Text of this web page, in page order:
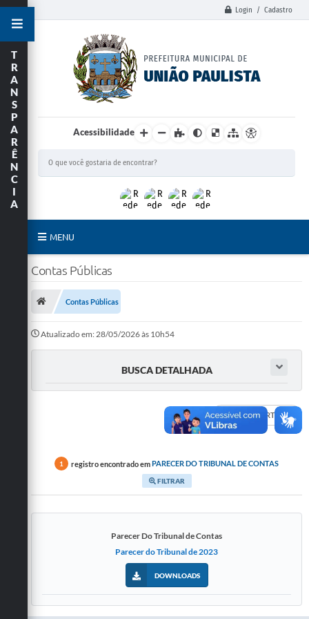
Login / Cadastro
Acessibilidade
MENU
Principal
União Paulista
A Nossa Cidade
Notícias
Arquivos para Download
Audiências Públicas
Contratos
T
R
A
N
S
P
A
R
Ê
N
C
I
A
Contas Públicas
Contas Públicas
Atualizado em: 28/05/2026 às 10h54
BUSCA DETALHADA
DADOS ABERTOS
1 registro encontrado emPARECER DO TRIBUNAL DE CONTAS
FILTRAR
Parecer Do Tribunal de Contas
Parecer do Tribunal de 2023
DOWNLOADS